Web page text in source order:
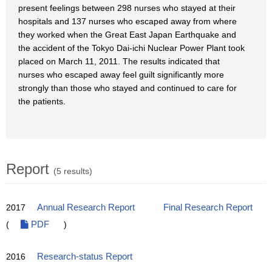
present feelings between 298 nurses who stayed at their
hospitals and 137 nurses who escaped away from where
they worked when the Great East Japan Earthquake and
the accident of the Tokyo Dai-ichi Nuclear Power Plant took
placed on March 11, 2011. The results indicated that
nurses who escaped away feel guilt significantly more
strongly than those who stayed and continued to care for
the patients.
Report (5 results)
2017 Annual Research Report
Final Research Report
(
PDF )
2016 Research-status Report